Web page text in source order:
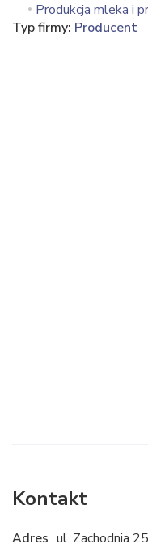
Produkcja mleka i
Typ firmy: Producent
Kontakt
Adres ul. Zachodnia